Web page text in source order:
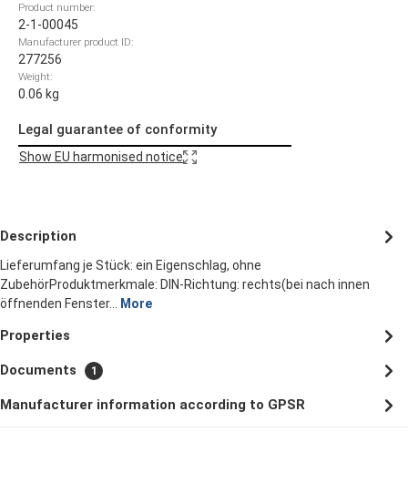
Product number:
2-1-00045
Manufacturer product ID:
277256
Weight:
0.06 kg
Legal guarantee of conformity
Show EU harmonised notice
Description
Lieferumfang je Stück: ein Eigenschlag, ohne
ZubehörProduktmerkmale: DIN-Richtung: rechts(bei nach innen
öffnenden Fenster…
More
Properties
Documents 1
Manufacturer information according to GPSR